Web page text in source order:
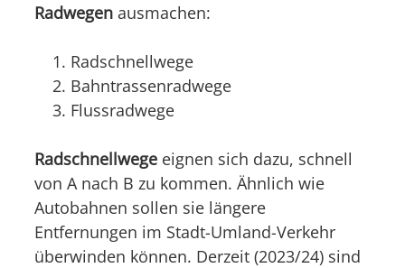
Radwegen ausmachen:
Radschnellwege
Bahntrassenradwege
Flussradwege
Radschnellwege eignen sich dazu, schnell
von A nach B zu kommen. Ähnlich wie
Autobahnen sollen sie längere
Entfernungen im Stadt-Umland-Verkehr
überwinden können. Derzeit (2023/24) sind